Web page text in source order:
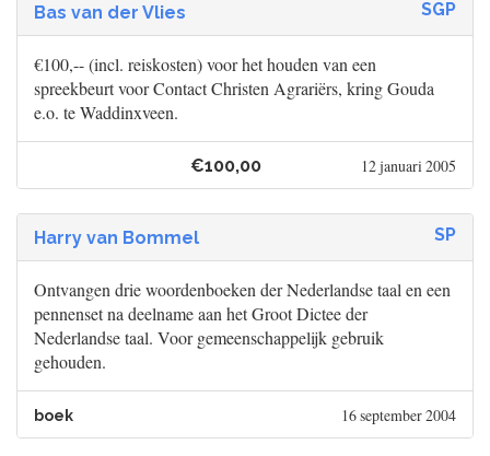
Bas van der Vlies SGP
€100,-- (incl. reiskosten) voor het houden van een
spreekbeurt voor Contact Christen Agrariërs, kring Gouda
e.o. te Waddinxveen.
€100,00 12 januari 2005
Harry van Bommel SP
Ontvangen drie woordenboeken der Nederlandse taal en een
pennenset na deelname aan het Groot Dictee der
Nederlandse taal. Voor gemeenschappelijk gebruik
gehouden.
boek 16 september 2004